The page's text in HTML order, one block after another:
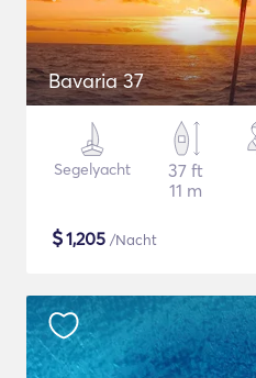
Bavaria 37
Segelyacht
37 ft
11 m
$1,205 /Nacht